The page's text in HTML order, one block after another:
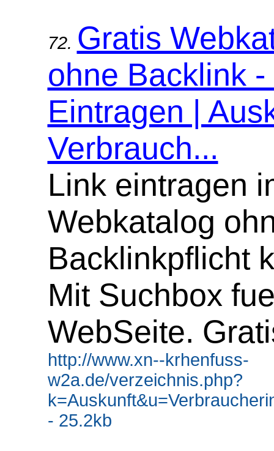
72. Gratis
ohne Backlink
Eintragen |
Verbrauch...
Link eintragen
Webkatalog
Backlinkpflicht
Mit Suchbox
WebSeite.
http://www.xn--krhenfuss-
w2a.de/verzeichnis.php?
- 25.2kb